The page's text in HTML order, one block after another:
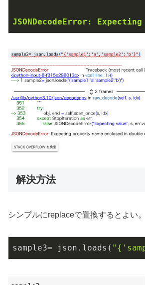
JSONDecodeError:
解決方法
シンプルにreplaceで置換するとよい。
sample3= json.loads(